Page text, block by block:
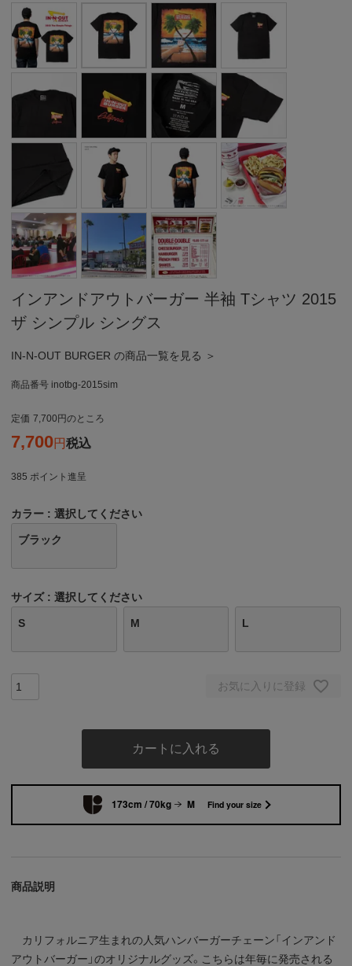
インアンドアウトバーガー 半袖 Tシャツ 2015
ザ シンプル シングス
IN-N-OUT BURGER の商品一覧を見る ＞
商品番号 inotbg-2015sim
定価 7,700 のところ
7,700 税込
385 ポイント進呈
カラー 選択してください
ブラック
サイズ 選択してください
S M L
お気に入りに登録
カートに入れる
173cm / 70kg M Find your size
商品説明
カリフォルニア生まれの人気ハンバーガーチェーン「インアンド
アウトバーガー」のオリジナルグッズ。こちらは年毎に発売される